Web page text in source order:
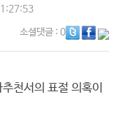
소셜댓글: 0
천서의 표절 의혹이